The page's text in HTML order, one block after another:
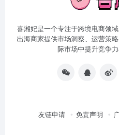
喜湘妃是一个专注于跨境电商领
出海商家提供市场洞察、运营策
际市场中提升竞争力
友链申请 免责声明